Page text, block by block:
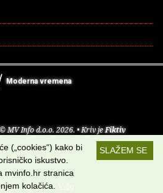
Moderna vremena
MV Info d.o.o. 2026. • Kriv jeFiktiv
• Uvjeti korištenja•RSS kanali
Potraži nas na:
SLAŽEM SE
(„cookies“) kako bi
iskustvo.
mvinfo.hr stranica
kolačića. Više